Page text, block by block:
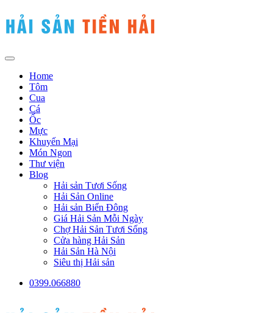
Home
Tôm
Cua
Cá
Ốc
Mực
Khuyến Mại
Món Ngon
Thư viện
Blog
Hải sản Tươi Sống
Hải Sản Online
Hải sản Biển Đông
Giá Hải Sản Mỗi Ngày
Chợ Hải Sản Tươi Sống
Cửa hàng Hải Sản
Hải Sản Hà Nội
Siêu thị Hải sản
0399.066880